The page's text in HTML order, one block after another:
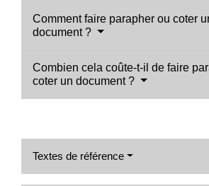
Comment faire parapher ou coter
document ?
Combien cela coûte-t-il de faire
coter un document ?
Textes de référence